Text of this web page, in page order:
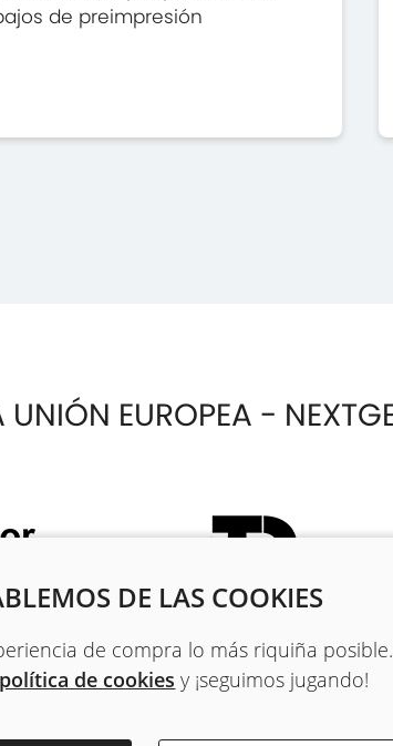
DE LAS COOKIES
de compra lo más riquiña
política de cookies y ¡seguimos jugando!
de preimpresión
EUROPEA -